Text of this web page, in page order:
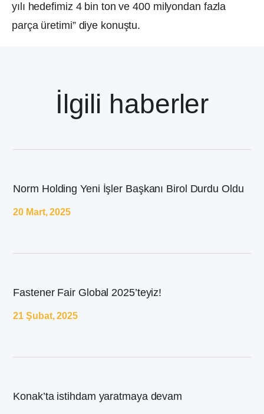
yılı hedefimiz 4 bin ton ve 400 milyondan fazla
parça üretimi” diye konuştu.
İlgili haberler
Norm Holding Yeni İşler Başkanı Birol Durdu Oldu
20 Mart, 2025
Fastener Fair Global 2025’teyiz!
21 Şubat, 2025
Konak’ta istihdam yaratmaya devam